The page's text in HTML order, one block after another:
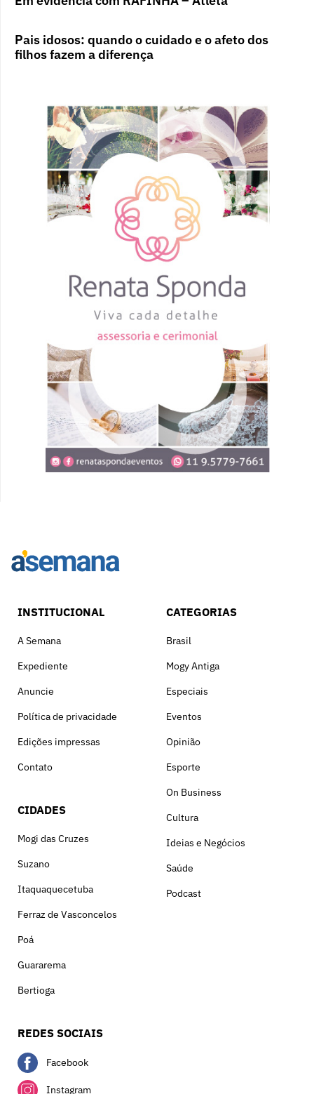
Pais idosos: quando o cuidado e o afeto dos
filhos fazem a diferença
INSTITUCIONAL
A Semana
Expediente
Anuncie
Política de privacidade
Edições impressas
Contato
CIDADES
Mogi das Cruzes
Suzano
Itaquaquecetuba
Ferraz de Vasconcelos
Poá
Guararema
Bertioga
CATEGORIAS
Brasil
Mogy Antiga
Especiais
Eventos
Opinião
Esporte
On Business
Cultura
Ideias e Negócios
Saúde
Podcast
REDES SOCIAIS
Facebook
Instagram